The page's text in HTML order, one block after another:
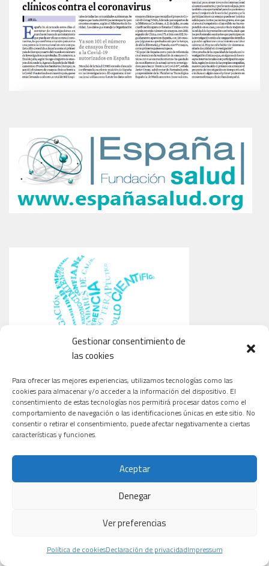
Gestionar consentimiento de
las cookies
Para ofrecer las mejores experiencias, utilizamos tecnologías como las
cookies para almacenar y/o acceder a la información del dispositivo. El
consentimiento de estas tecnologías nos permitirá procesar datos como el
comportamiento de navegación o las identificaciones únicas en este sitio. No
consentir o retirar el consentimiento, puede afectar negativamente a ciertas
características y funciones.
Aceptar
Denegar
Ver preferencias
Política de cookiesDeclaración de privacidadImpressum
ONCOLOGÍA